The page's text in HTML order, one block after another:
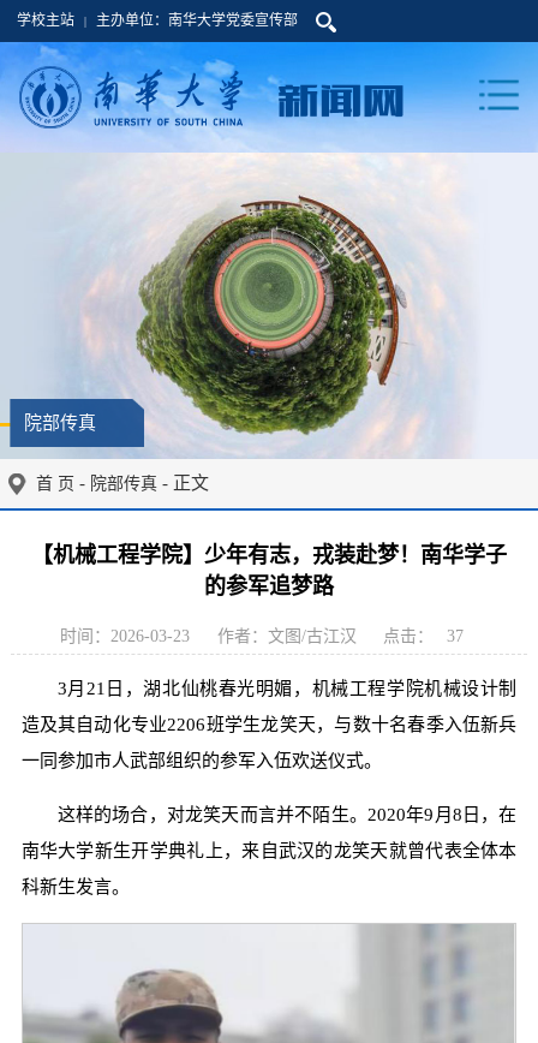
学校主站 | 主办单位：南华大学党委宣传部
院部传真
首 页 - 院部传真 - 正文
【机械工程学院】少年有志，戎装赴梦！南华学子
的参军追梦路
时间：2026-03-23 作者：文图/古江汉 点击： 37
3月21日，湖北仙桃春光明媚，机械工程学院机械设计制
造及其自动化专业2206班学生龙笑天，与数十名春季入伍新兵
一同参加市人武部组织的参军入伍欢送仪式。
这样的场合，对龙笑天而言并不陌生。2020年9月8日，在
南华大学新生开学典礼上，来自武汉的龙笑天就曾代表全体本
科新生发言。